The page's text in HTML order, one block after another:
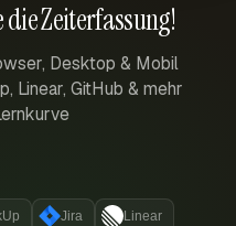
die Zeiterfassung!
Desktop & Mobil
Linear, GitHub & mehr
Jira Linear